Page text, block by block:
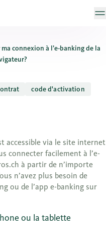
connexion à l’e-banking de la
l’e-banking de la Banque
code d'activation
accessible via le site internet
connecter facilement à l’e-
à partir de n’importe
n’avez plus besoin de
ou de l’app e-banking sur
ou la tablette